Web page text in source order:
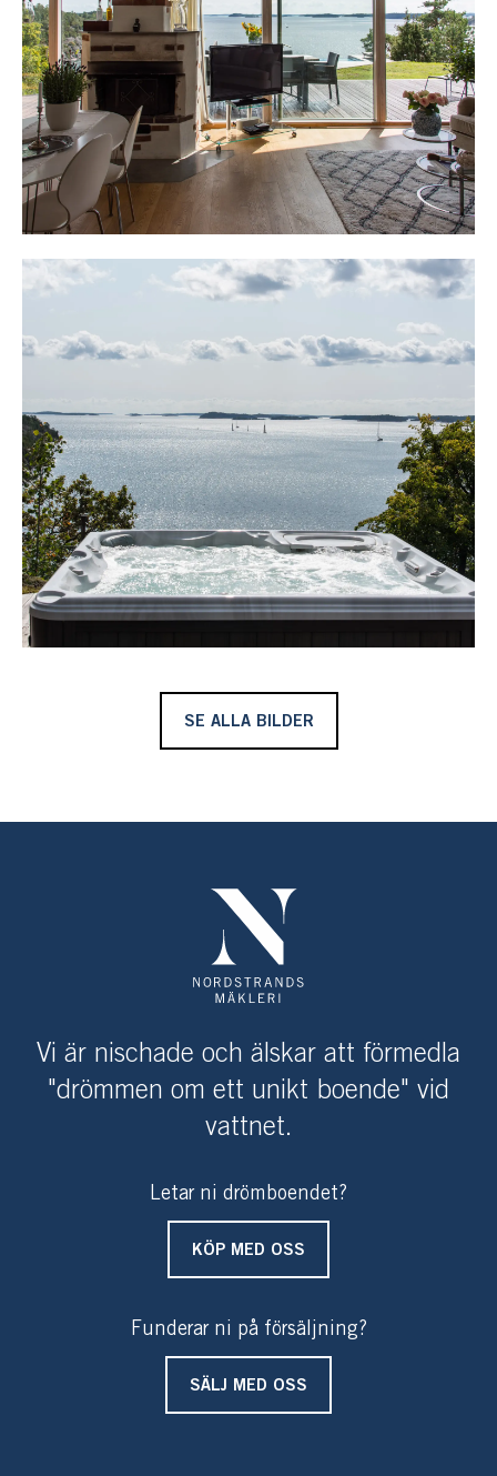
sällskapsdel med soffgrupp och matplats med bord och
flera stolar. En murad öppen spis finns intill som ger
värme och atmosfär.
En trappa upp leder till ett stort sovloft med
dubbelsäng, platsbyggda garderober för förvaring och
plats för mindre soffgrupp. Här vaknar man och ser
solens strålar lysa upp hus, tomt och fjärd.
Från det stora rummet på entréplan leder utgångar ut till
altanen mot sjösidan och här finns altaner med plats för
matbord och solstolar. Altanen övergår till mjuka
gräsytor som leder fram till en ljuvlig, privat infinitypool,
omgiven av altaner på varsin sida. Här njuter man av
havsvatten. Inramningen är komplett och här lever man
utan insyn och havet som granne.
Österut på tomten leder träspänger till en jacuzzi och
här njuter man av varma bad under alla årstider. Kanske
rulla runt i snön innan ett varmt, avkopplande bad.
En trappa leder ner till stranden och här möter en stor
sjöbod i tre etager. En lång egen brygga med bojplatser
längsmed bryggan. Kanske med en vattenskoterbrygga
Saltsjöbaden, Stavsnäs och Dalarö. Öarna, kobbarna och
skären är många att besöka över en dagsutflykt.
Från tomten når man Brunn på Ingarö med affär eller
Värmdö marknad eller Mölnvik.
Här lever man på en vacker fastighet, som upplevs som
man önskar. Varmt välkommen på visning!
SE ALLA BILDER
Vi är nischade och älskar att förmedla
"drömmen om ett unikt boende" vid
vattnet.
Letar ni drömboendet?
KÖP MED OSS
Funderar ni på försäljning?
SÄLJ MED OSS